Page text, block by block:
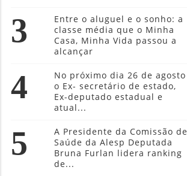
3
Entre o aluguel e o sonho: a
classe média que o Minha
Casa, Minha Vida passou a
alcançar
4
No próximo dia 26 de agosto
o Ex- secretário de estado,
Ex-deputado estadual e
atual...
5
A Presidente da Comissão de
Saúde da Alesp Deputada
Bruna Furlan lidera ranking
de...